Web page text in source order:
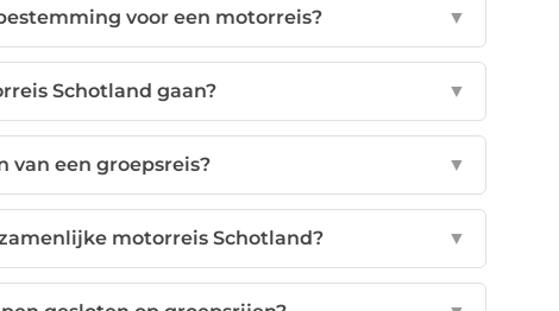
voor een motorreis? ▼
Schotland gaan? ▼
van een groepsreis? ▼
motorreis Schotland? ▼